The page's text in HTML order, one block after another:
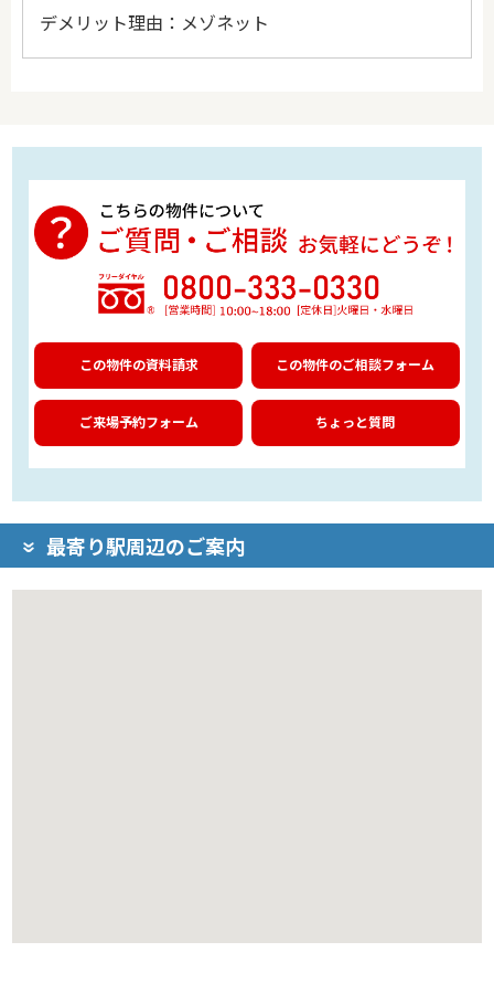
デメリット理由：メゾネット
この物件の資料請求 この物件のご相談フォーム
ご来場予約フォーム ちょっと質問
最寄り駅周辺のご案内